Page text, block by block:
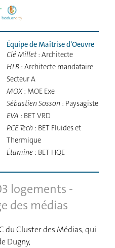
Équipe de Maîtrise d’Oeuvre
Clé Millet: Architecte
HLB : Architecte mandataire
Secteur A
MOX: MOE Exe
Sébastien Sosson : Paysagiste
EVA : BET VRD
P.CE Tech : BET Fluides et
Thermique
Étamine : BET HQE
logements -
des médias
du Cluster des Médias, qui
Dugny,